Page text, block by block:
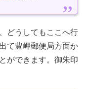
どうしてもここへ行
て豊岬郵便局方面か
ができます。御朱印